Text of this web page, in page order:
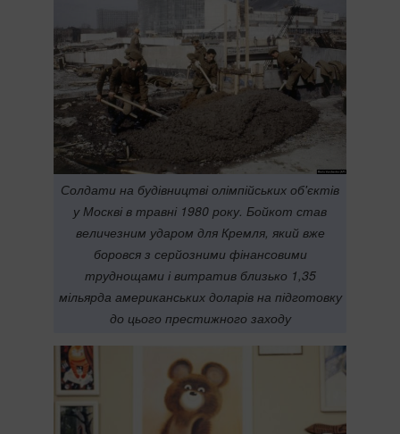
Солдати на будівництві олімпійських об'єктів
у Москві в травні 1980 року. Бойкот став
величезним ударом для Кремля, який вже
боровся з серйозними фінансовими
труднощами і витратив близько 1,35
мільярда американських доларів на підготовку
до цього престижного заходу